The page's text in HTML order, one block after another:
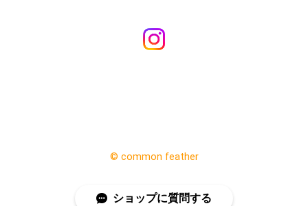
©︎ common feather
ショップに質問する